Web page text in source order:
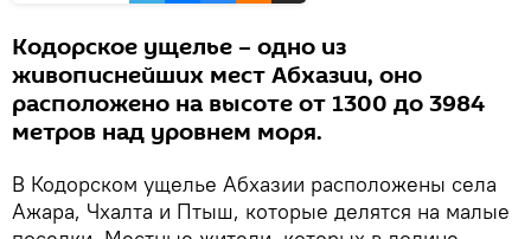
Кодорское ущелье – одно из
живописнейших мест Абхазии, оно
расположено на высоте от 1300 до 3984
метров над уровнем моря.
В Кодорском ущелье Абхазии расположены села
Ажара, Чхалта и Птыш, которые делятся на малые